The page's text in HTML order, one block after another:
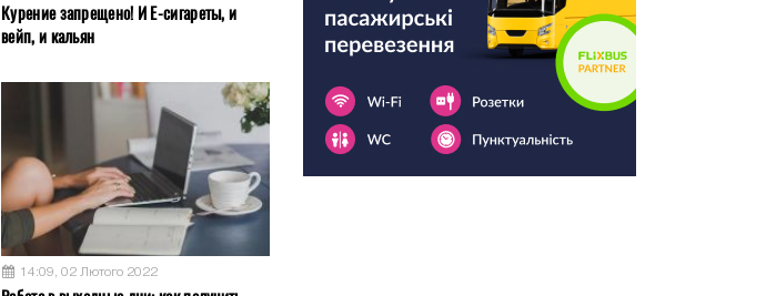
Курение запрещено! И Е-сигареты, и
вейп, и кальян
14:09, 02 Лютого 2022